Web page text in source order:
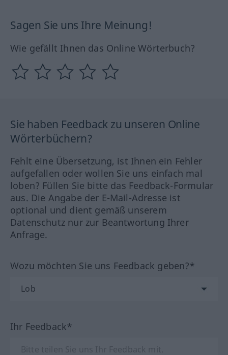
Sagen Sie uns Ihre Meinung!
Wie gefällt Ihnen das Online Wörterbuch?
Sie haben Feedback zu unseren Online
Wörterbüchern?
Fehlt eine Übersetzung, ist Ihnen ein Fehler
aufgefallen oder wollen Sie uns einfach mal
loben? Füllen Sie bitte das Feedback-Formular
aus. Die Angabe der E-Mail-Adresse ist
optional und dient gemäß unserem
Datenschutz nur zur Beantwortung Ihrer
Anfrage.
Wozu möchten Sie uns Feedback geben?*
Ihr Feedback*